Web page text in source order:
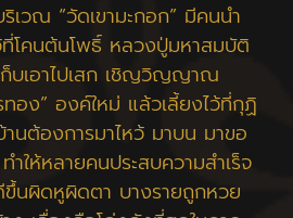
วัดเขามะกอก” มีคนนำ
ที่โคนต้นโพธิ์ หลวงปู่มหาสมบัติ
ก็บเอาไปเสก เชิญวิญญาณ
ทอง” องค์ใหม่ แล้วเลี้ยงไว้ที่กุฏิ
นต้องการมาไหว้ มาบน มาขอ
ให้หลายคนประสบความสำเร็จ
นผิดหูผิดตา บางรายถูกหวย